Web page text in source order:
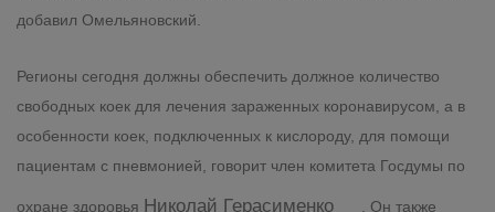
добавил Омельяновский.
Регионы сегодня должны обеспечить должное количество
свободных коек для лечения зараженных коронавирусом, а в
особенности коек, подключенных к кислороду, для помощи
пациентам с пневмонией, говорит член комитета Госдумы по
охране здоровья Николай Герасименко . Он также